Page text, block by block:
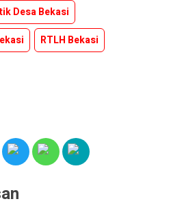
Desa Bekasi
RTLH Bekasi